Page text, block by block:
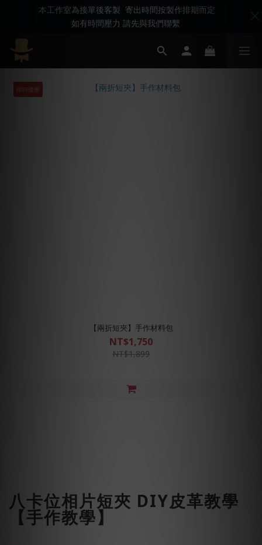
限時優惠
【兩折短夾】手作材料包
NT$1,750
NT$1,899
八卡位相片短夾 DIY皮革教學
【手作教學】
本工作室為接單後客製 寄出時間按製作排期而定
如有時間壓力 請先與我們聯繫